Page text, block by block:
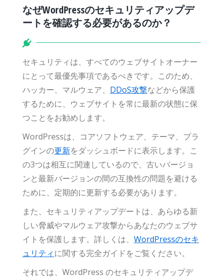
なぜWordPressのセキュリティアップデ
ートを確認する必要があるのか？
セキュリティは、すべてのウェブサイトオーナー
にとって最優先事項であるべきです。このため、
ハッカー、マルウェア、 DDoS攻撃などから保護
するために、ウェブサイトを常に最新の状態に保
つことをお勧めします。
WordPressは、コアソフトウェア、テーマ、プラ
グインの更新をダッシュボードに表示します。こ
の3つは相互に関連しているので、古いバージョ
ンと最新バージョンの間の互換性の問題を避ける
ために、定期的に更新する必要があります。
また、セキュリティアップデートは、あらゆる新
しい脅威やマルウェア攻撃からあなたのウェブサ
イトを保護します。詳しくは、 WordPressのセキ
ュリティに関する完全ガイドをご覧ください。
それでは、WordPress のセキュリティアップデ